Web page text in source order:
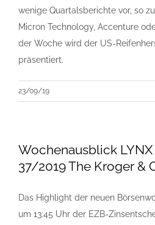
wenige Quartalsberichte vor, so
Micron Technology, Accenture
der Woche wird der US-
präsentiert.
23/09/19
Wochenausblick
37/2019 The Kroger &
Das Highlight der neuen
um 13:45 Uhr der EZB-